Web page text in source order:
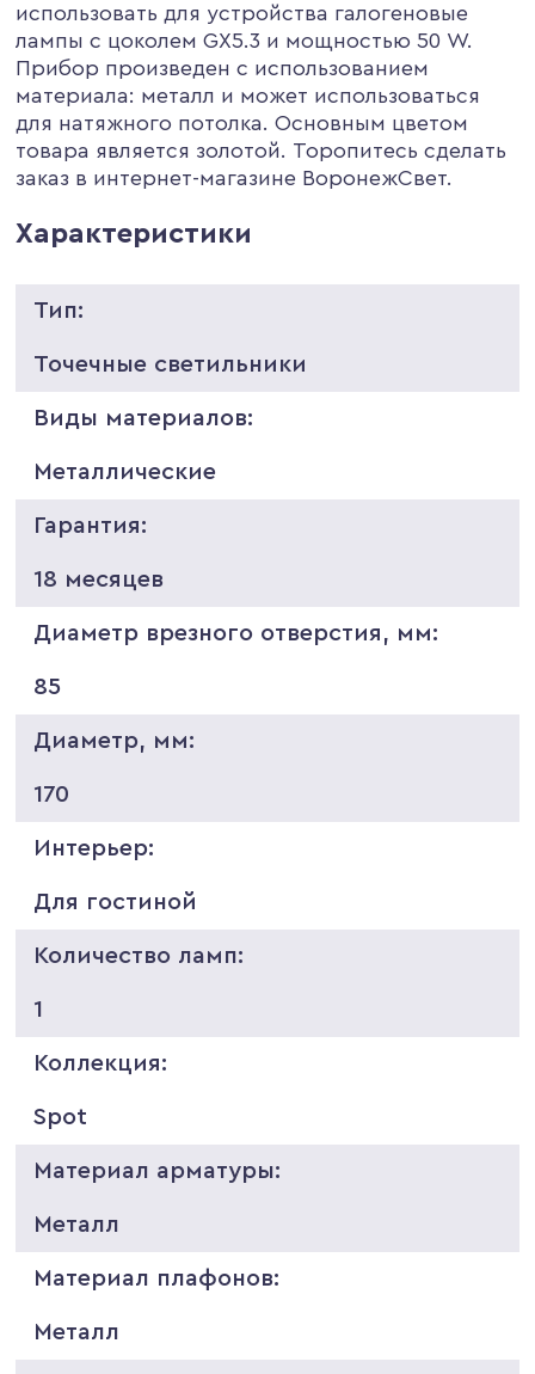
использовать для устройства галогеновые
лампы с цоколем GX5.3 и мощностью 50 W.
Прибор произведен с использованием
материала: металл и может использоваться
для натяжного потолка. Основным цветом
товара является золотой. Торопитесь сделать
заказ в интернет-магазине ВоронежСвет.
Характеристики
Тип:
Точечные светильники
Виды материалов:
Металлические
Гарантия:
18 месяцев
Диаметр врезного отверстия, мм:
85
Диаметр, мм:
170
Интерьер:
Для гостиной
Количество ламп:
1
Коллекция:
Spot
Материал арматуры:
Металл
Материал плафонов:
Металл